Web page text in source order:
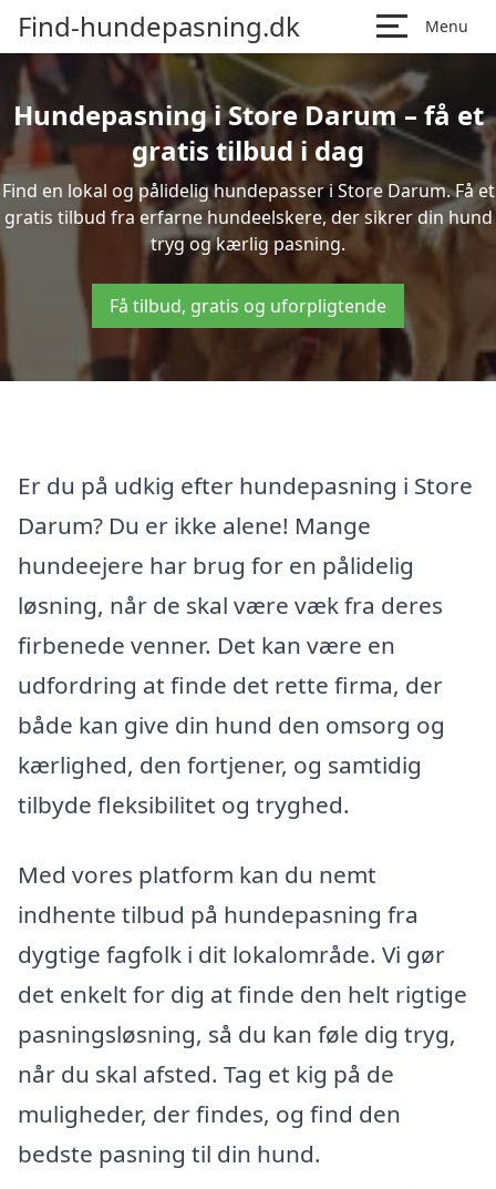
Find-hundepasning.dk Menu
Hundepasning i Store Darum – få et
gratis tilbud i dag
Find en lokal og pålidelig hundepasser i Store Darum. Få et
gratis tilbud fra erfarne hundeelskere, der sikrer din hund
tryg og kærlig pasning.
Få tilbud, gratis og uforpligtende
Er du på udkig efter hundepasning i Store
Darum? Du er ikke alene! Mange
hundeejere har brug for en pålidelig
løsning, når de skal være væk fra deres
firbenede venner. Det kan være en
udfordring at finde det rette firma, der
både kan give din hund den omsorg og
kærlighed, den fortjener, og samtidig
tilbyde fleksibilitet og tryghed.
Med vores platform kan du nemt
indhente tilbud på hundepasning fra
dygtige fagfolk i dit lokalområde. Vi gør
det enkelt for dig at finde den helt rigtige
pasningsløsning, så du kan føle dig tryg,
når du skal afsted. Tag et kig på de
muligheder, der findes, og find den
bedste pasning til din hund.